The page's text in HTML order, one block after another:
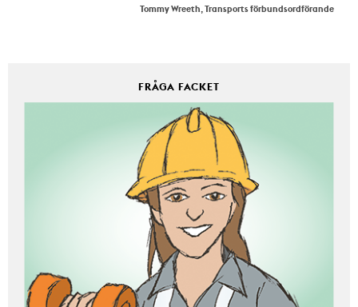
Tommy Wreeth, Transports förbundsordförande
FRÅGA FACKET